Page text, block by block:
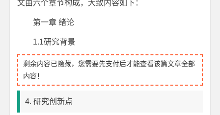
文由六个章节构成，大致内容如下：
第一章 绪论
1.1研究背景
剩余内容已隐藏，您需要先支付后才能查看该篇文章全部
内容！
4. 研究创新点